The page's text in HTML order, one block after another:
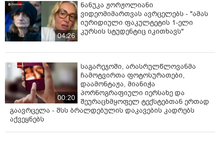
04:26
ნანუკა ჟორჟოლიანი
ვიდეომიმართვას ავრცელებს - "ამას
იურიდიული ფაკულტეტის 1-ელი
კურსის სტუდენტიც იკითხავს"
00:20
საგარეჯოში, არასრულწლოვანმა
ჩამოტვირთა ფოტოსურათები,
დაამონტაჟა, მიანიჭა
პორნოგრაფიული იერსახე და
შეურაცხმყოფელ ტექსტებთან ერთად
გაავრცელა - შსს ბრალდებულის დაკავების კადრებს
აქვეყნებს